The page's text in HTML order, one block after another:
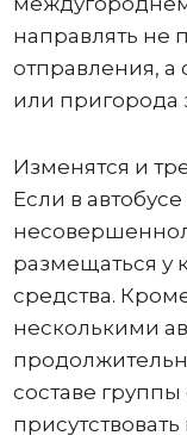
направлять не
отправления, а
или пригорода
Изменятся и
Если в
размещаться у
средства.
несколькими
составе